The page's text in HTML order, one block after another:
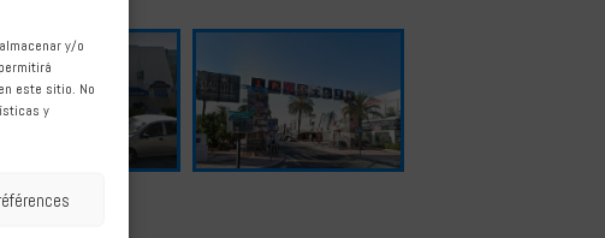
y/o
este sitio. No
y